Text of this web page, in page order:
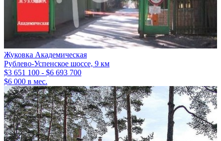
Жуковка Академическая
Рублево-Успенское шоссе, 9 км
$3 651 100 - $6 693 700
$6 000 в мес.